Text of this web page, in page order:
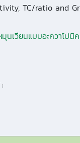
TC/ratio and
นเวียนแบบอะควาโป
: